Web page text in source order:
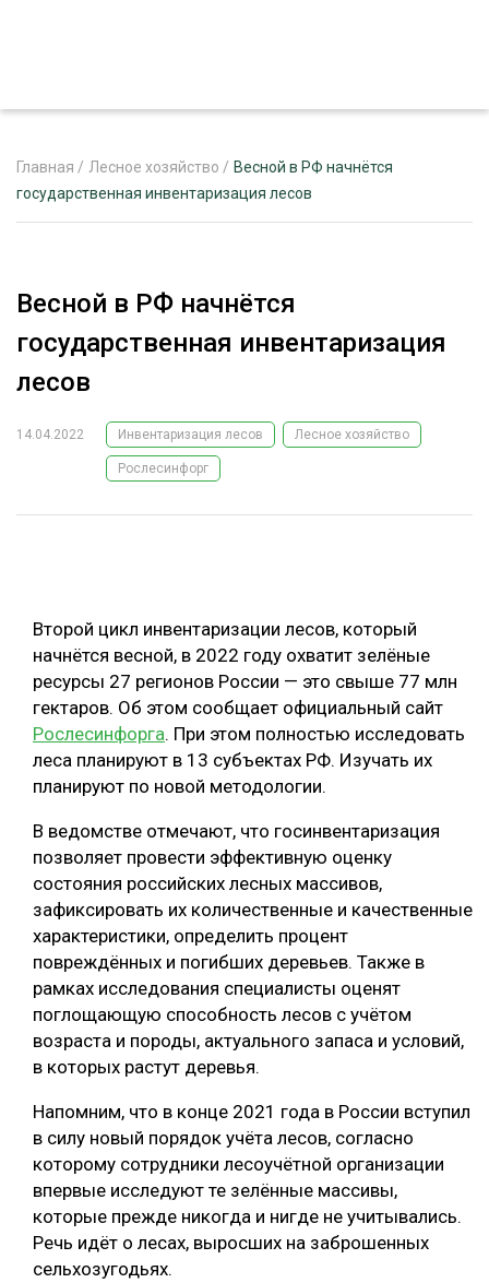
РЕКЛАМОДАТЕЛЯМ
ЛЕСНОЕ ХОЗЯЙСТВО
ЛЕСОЗАГОТОВКА
ОБРАБОТКА ДРЕВЕСИНЫ
ЛЕСОВОССТАНОВЛЕНИЕ И ЗАЩИТА
ЛОГИСТИКА
ПРОИЗВОДСТВО ДРЕВЕСНЫХ ПЛИТ
ЦБП
ЛЕСОПИЛЕНИЕ
ДЕРЕВЯННОЕ ДОМОСТРОЕНИЕ
БЕЗОПАСНОЕ ПРОИЗВОДСТВО
СОРТИРОВКА ДРЕВЕСИНЫ
СУШКА ДРЕВЕСИНЫ
МЕБЕЛЬНОЕ ПРОИЗВОДСТВО
ТЕМАТИЧЕСКИЕ ПРОЕКТЫ
ПОДБОРКИ СТАТЕЙ
ЭКСПЕРТНОЕ МНЕНИЕ
Главная / Лесное хозяйство / Весной в РФ начнётся
государственная инвентаризация лесов
Весной в РФ начнётся
государственная инвентаризация
лесов
14.04.2022 Инвентаризация лесов Лесное хозяйство
Рослесинфорг
Второй цикл инвентаризации лесов, который
начнётся весной, в 2022 году охватит зелёные
ресурсы 27 регионов России — это свыше 77 млн
гектаров. Об этом сообщает официальный сайт
Рослесинфорга. При этом полностью исследовать
леса планируют в 13 субъектах РФ. Изучать их
планируют по новой методологии.
В ведомстве отмечают, что госинвентаризация
позволяет провести эффективную оценку
состояния российских лесных массивов,
зафиксировать их количественные и качественные
характеристики, определить процент
повреждённых и погибших деревьев. Также в
рамках исследования специалисты оценят
поглощающую способность лесов с учётом
возраста и породы, актуального запаса и условий,
в которых растут деревья.
Напомним, что в конце 2021 года в России вступил
в силу новый порядок учёта лесов, согласно
которому сотрудники лесоучётной организации
впервые исследуют те зелённые массивы,
которые прежде никогда и нигде не учитывались.
Речь идёт о лесах, выросших на заброшенных
сельхозугодьях.